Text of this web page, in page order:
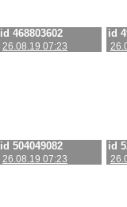
id 468803602
26.08.19 07:23
id
id 504049082
26.08.19 07:23
id